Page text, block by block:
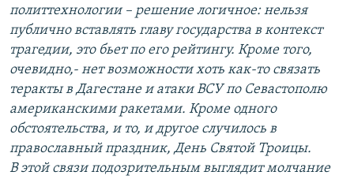
политтехнологии – решение логичное: нельзя
публично вставлять главу государства в контекст
трагедии, это бьет по его рейтингу. Кроме того,
очевидно,- нет возможности хоть как-то связать
теракты в Дагестане и атаки ВСУ по Севастополю
американскими ракетами. Кроме одного
обстоятельства, и то, и другое случилось в
православный праздник, День Святой Троицы.
В этой связи подозрительным выглядит молчание